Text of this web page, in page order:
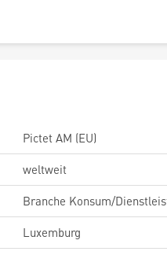
Pictet AM (EU)
weltweit
Branche Konsum/
Luxemburg